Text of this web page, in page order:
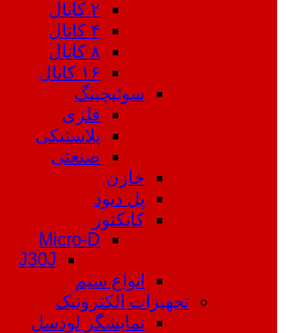
۲ کانال
۴ کانال
۸ کانال
۱۶ کانال
سوئیچینگ
فلزی
پلاستیکی
صنعتی
خازن
پل دیود
کانکتور
Micro-D
J30J
انواع سیم
تجهیزات الکترونیک
نمایشگر لودسل